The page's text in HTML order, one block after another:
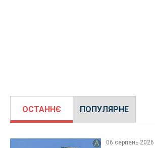
ОСТАННЄ ПОПУЛЯРНЕ
06 серпень 2026